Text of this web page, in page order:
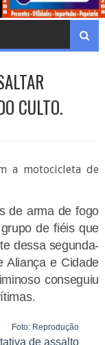
CULTO.
a motocicleta de
de arma de fogo
de fiéis que
dessa segunda-
Aliança e Cidade
conseguiu
Foto: Reprodução